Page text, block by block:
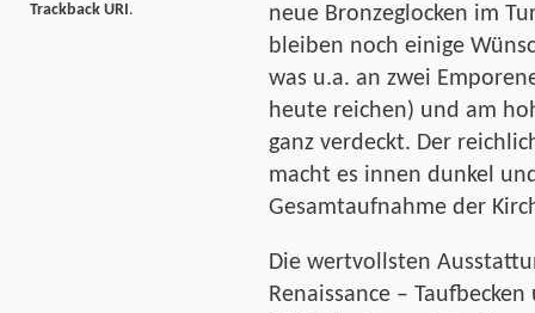
neue Bronzeglocken im
bleiben noch einige
was u.a. an zwei
heute reichen) und am
ganz verdeckt. Der
macht es innen dunkel
Gesamtaufnahme der
Die wertvollsten
Renaissance –
Trackback URI.